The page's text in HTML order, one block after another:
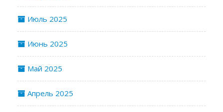
Июль 2025
Июнь 2025
Май 2025
Апрель 2025